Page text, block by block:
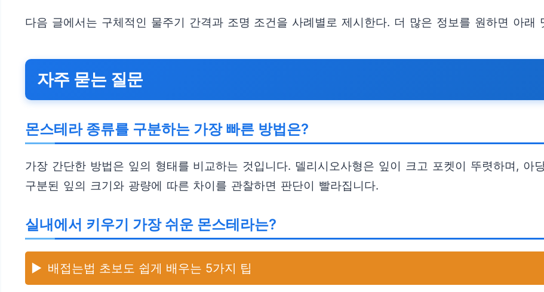
다음 글에서는 구체적인 물주기 간격과 조명 조건을 사례별로 제시한다. 더 많은 정보를 원하면 아래
자주 묻는 질문
몬스테라 종류를 구분하는 가장 빠른 방법은?
가장 간단한 방법은 잎의 형태를 비교하는 것입니다. 델리시오사형은 잎이 크고 포켓이 뚜렷하며, 아
구분된 잎의 크기와 광량에 따른 차이를 관찰하면 판단이 빨라집니다.
실내에서 키우기 가장 쉬운 몬스테라는?
▶️ 배접는법 초보도 쉽게 배우는 5가지 팁